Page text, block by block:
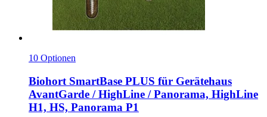
10 Optionen
Biohort SmartBase PLUS für Gerätehaus
AvantGarde / HighLine / Panorama, HighLine
H1, HS, Panorama P1